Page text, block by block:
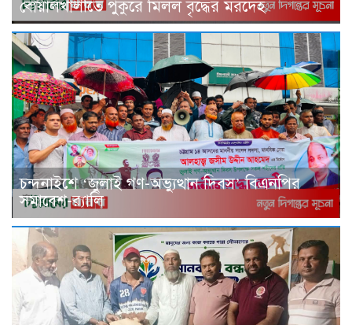
বোয়ালখালীতে পুকুরে মিলল বৃদ্ধের মরদেহ
চন্দনাইশে ‘জুলাই গণ-অভ্যুত্থান দিবস’ বিএনপির
সমাবেশ-র‌্যালি